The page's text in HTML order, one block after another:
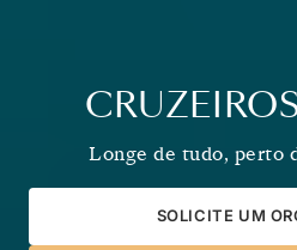
Longe de tudo, perto
SOLICITE UM